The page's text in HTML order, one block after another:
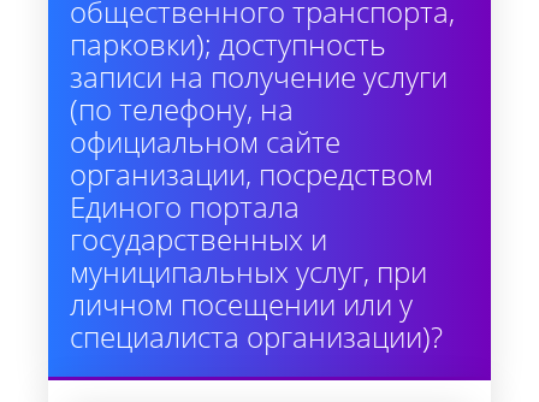
общественного транспорта,
парковки); доступность
записи на получение услуги
(по телефону, на
официальном сайте
организации, посредством
Единого портала
государственных и
муниципальных услуг, при
личном посещении или у
специалиста организации)?